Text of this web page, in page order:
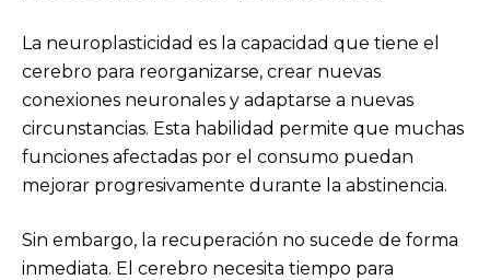
La neuroplasticidad es la capacidad que tiene el
cerebro para reorganizarse, crear nuevas
conexiones neuronales y adaptarse a nuevas
circunstancias. Esta habilidad permite que muchas
funciones afectadas por el consumo puedan
mejorar progresivamente durante la abstinencia.
Sin embargo, la recuperación no sucede de forma
inmediata. El cerebro necesita tiempo para